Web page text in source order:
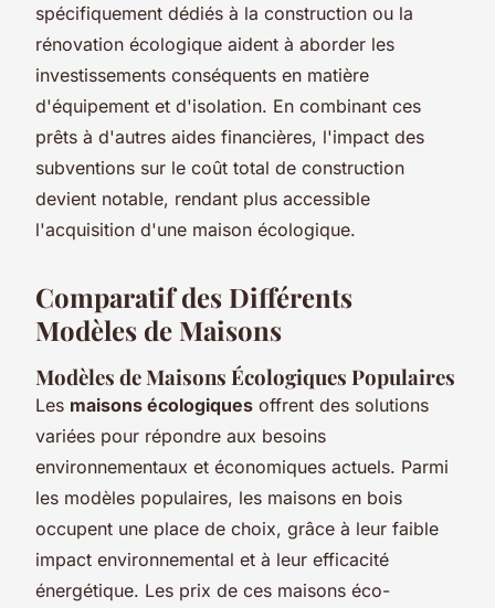
spécifiquement dédiés à la construction ou la
rénovation écologique aident à aborder les
investissements conséquents en matière
d'équipement et d'isolation. En combinant ces
prêts à d'autres aides financières, l'impact des
subventions sur le coût total de construction
devient notable, rendant plus accessible
l'acquisition d'une maison écologique.
Comparatif des Différents
Modèles de Maisons
Modèles de Maisons Écologiques Populaires
Les maisons écologiques offrent des solutions
variées pour répondre aux besoins
environnementaux et économiques actuels. Parmi
les modèles populaires, les maisons en bois
occupent une place de choix, grâce à leur faible
impact environnemental et à leur efficacité
énergétique. Les prix de ces maisons éco-